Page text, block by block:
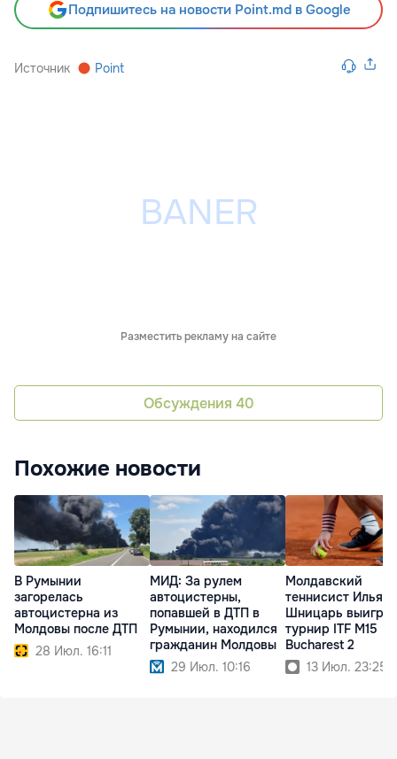
Подпишитесь на новости Point.md в Google
Источник Point
Разместить рекламу на сайте
Обсуждения 40
Похожие новости
В Румынии
загорелась
автоцистерна из
Молдовы после ДТП
28 Июл. 16:11
МИД: За рулем
автоцистерны,
попавшей в ДТП в
Румынии, находился
гражданин Молдовы
29 Июл. 10:16
Молдавский
теннисист Илья
Шницарь выиграл
турнир ITF M15
Bucharest 2
13 Июл. 23:25